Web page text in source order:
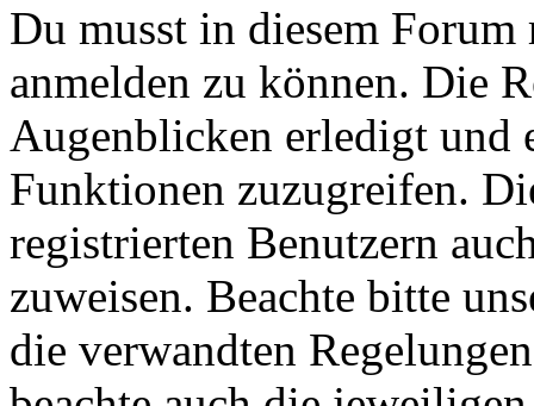
Du musst in diesem
anmelden zu können. Die
Augenblicken erledigt und
Funktionen zuzugreifen.
registrierten Benutzern
zuweisen. Beachte bitte
die verwandten